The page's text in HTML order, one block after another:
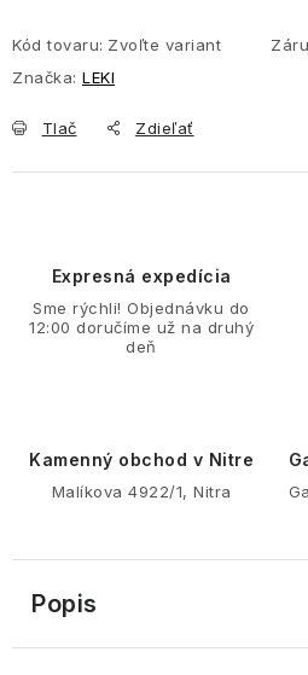
Kód tovaru: Zvoľte variant
Značka: LEKI
Tlač Zdieľať
Expresná expedícia
Sme rýchli! Objednávku do
12:00 doručíme už na druhý
deň
Kamenný obchod v Nitre
Malíkova 4922/1, Nitra
Popis